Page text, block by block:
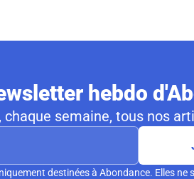
hebdo
semaine, tous nos
destinées à Abondance. Elles ne